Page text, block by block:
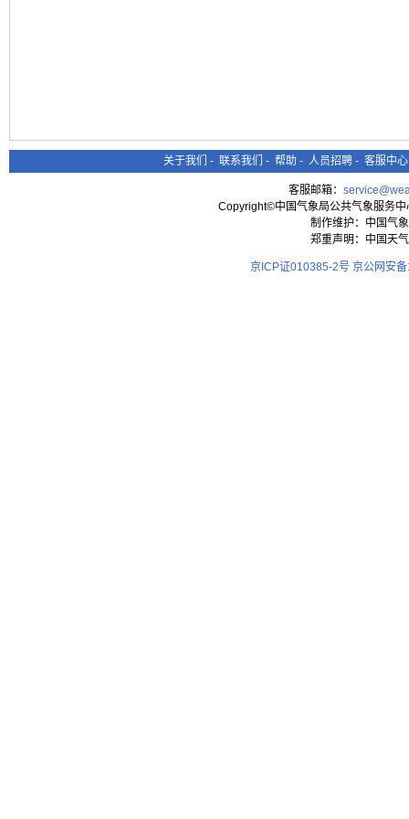
关于我们 - 联系我们 - 帮助 - 人员招聘 - 客服中心
客服邮箱：
Copyright©中国气象局公共气象服务
制作维护：中国气
郑重声明：中国天
京ICP证010385-2号 京公网安